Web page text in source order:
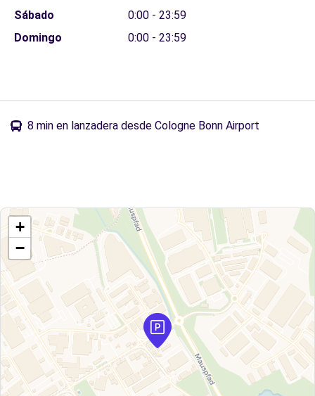
Sábado
0:00 - 23:59
Domingo
0:00 - 23:59
8 min en lanzadera desde Cologne Bonn Airport
+
−